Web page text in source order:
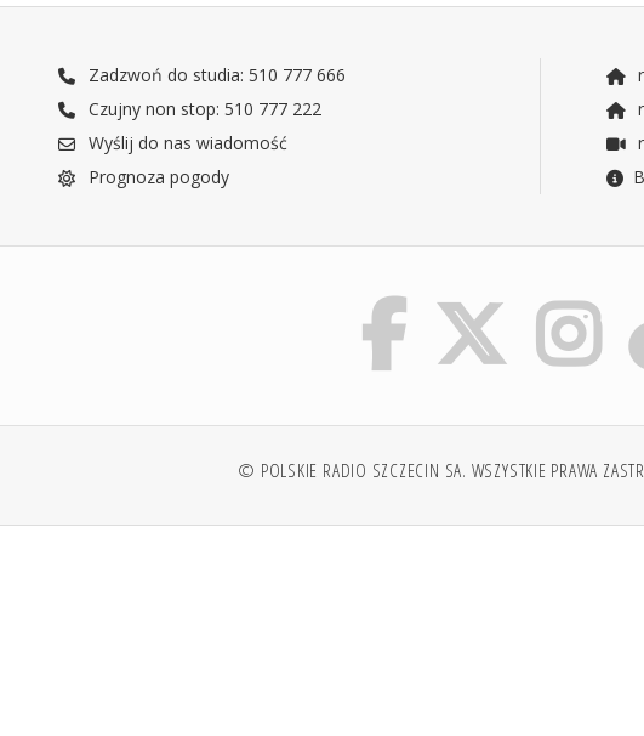
Zadzwoń do studia: 510 777 666
Czujny non stop: 510 777 222
Wyślij do nas wiadomość
Prognoza pogody
© POLSKIE RADIO SZCZECIN SA. WSZYSTKIE PRAWA